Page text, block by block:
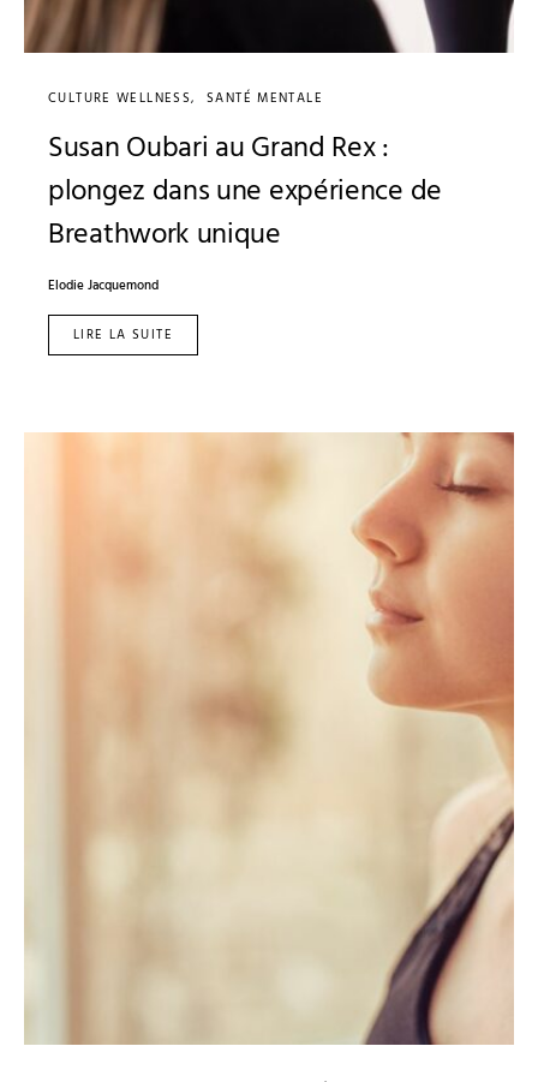
CULTURE WELLNESS SANTÉ MENTALE
Susan Oubari au Grand Rex :
plongez dans une expérience de
Breathwork unique
Elodie Jacquemond
LIRE LA SUITE